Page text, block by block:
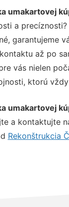
umakartovej
a
garantujeme
až po
vás nielen
ktorú
umakartovej
a kontaktujte
Rekonštrukcia